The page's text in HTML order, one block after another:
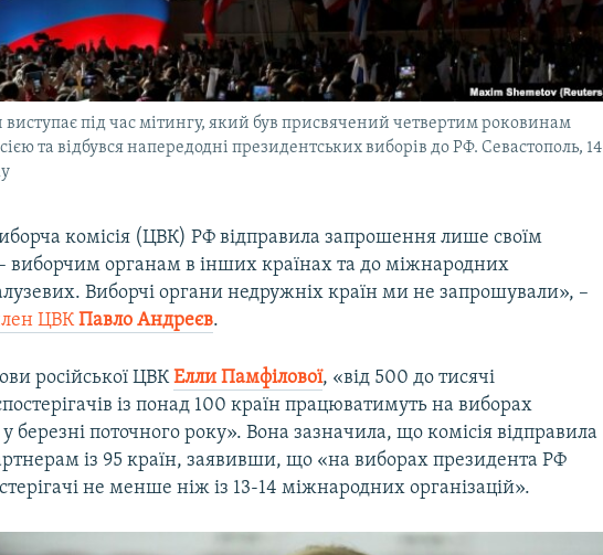
під час мітингу, який був присвячений четвертим роковинам
та відбувся напередодні президентських виборів до РФ. Севастополь, 14
комісія (ЦВК) РФ відправила запрошення лише своїм
виборчим органам в інших країнах та до міжнародних
Виборчі органи недружніх країн ми не запрошували», –
ЦВКПавло Андреєв.
російської ЦВКЕлли Памфілової, «від 500 до тисячі
із понад 100 країн працюватимуть на виборах
березні поточного року». Вона зазначила, що комісія відправила
із 95 країн, заявивши, що «на виборах президента РФ
не менше ніж із 13-14 міжнародних організацій».